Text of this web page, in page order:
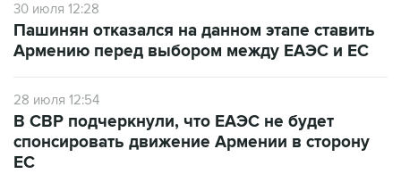
30 июля 12:28
Пашинян отказался на данном этапе ставить
Армению перед выбором между ЕАЭС и ЕС
28 июля 12:54
В СВР подчеркнули, что ЕАЭС не будет
спонсировать движение Армении в сторону
ЕС